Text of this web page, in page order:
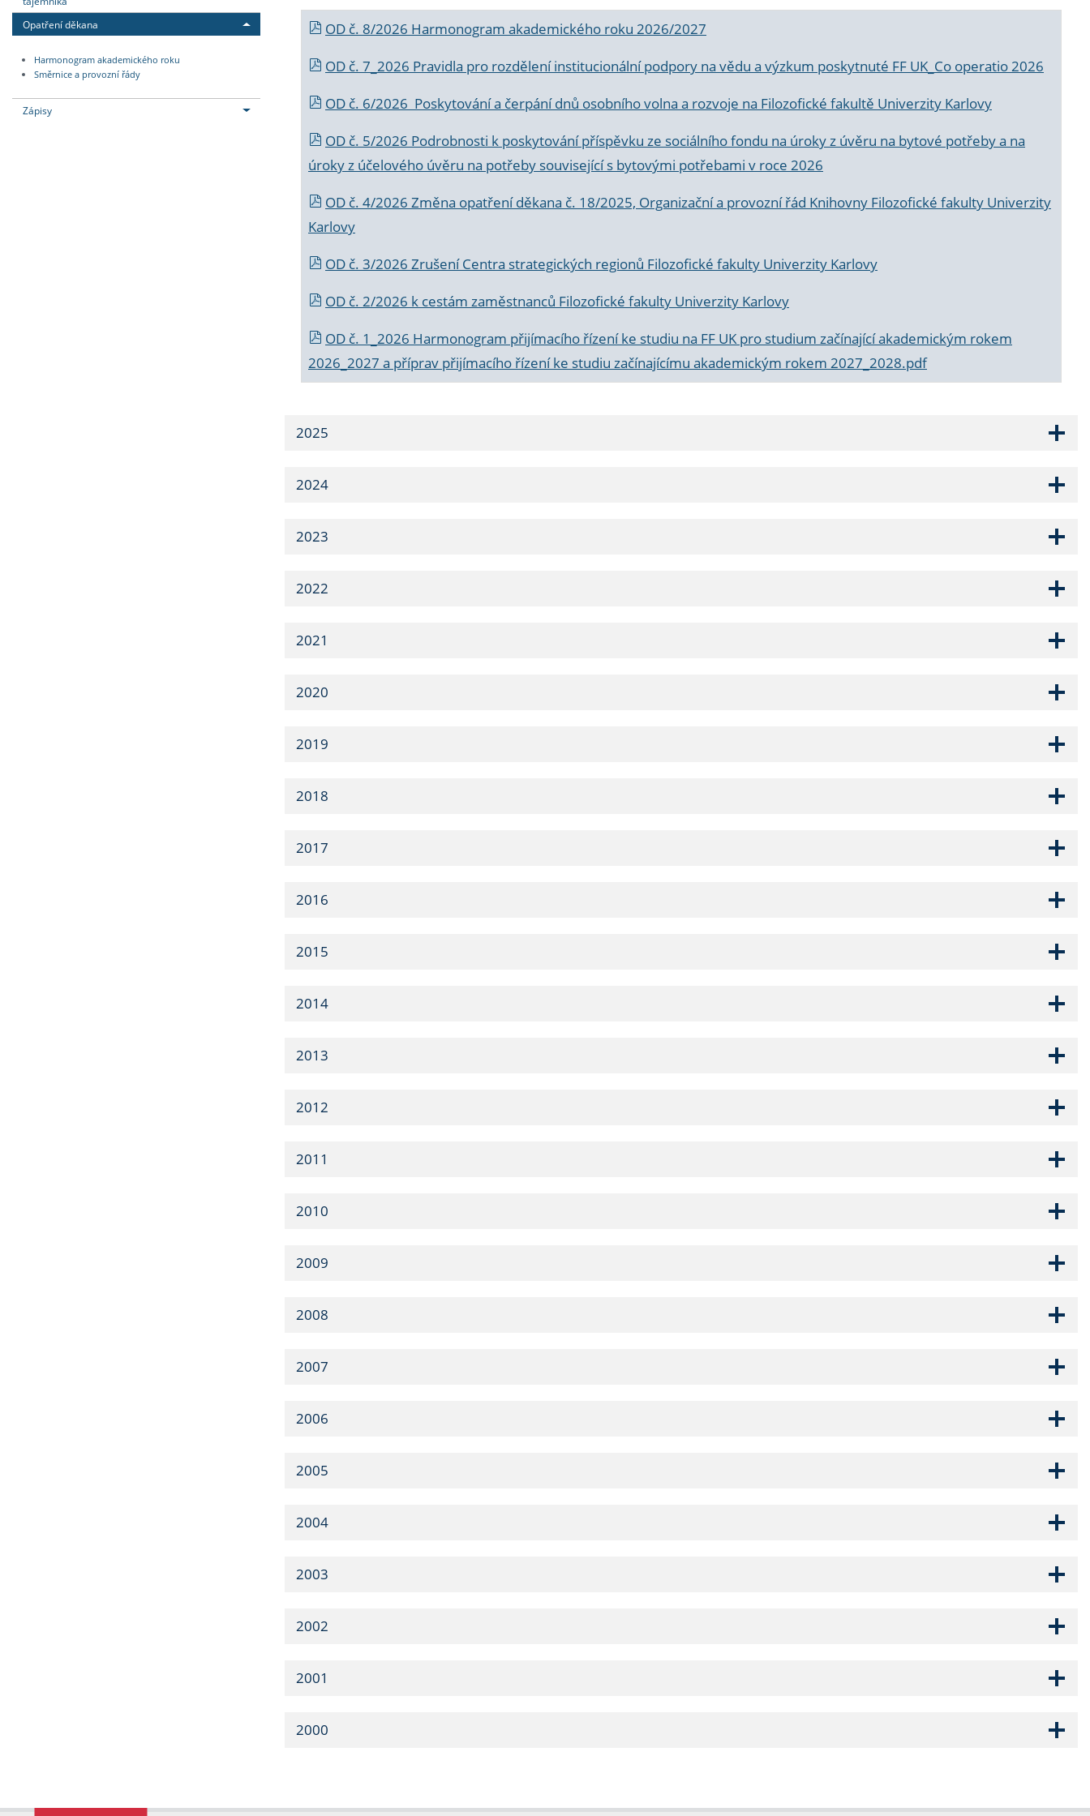
Opatření děkana
Harmonogram akademického roku
Směrnice a provozní řády
Zápisy
OD č. 8/2026 Harmonogram akademického roku 2026/2027
OD č. 7_2026 Pravidla pro rozdělení institucionální podpory na vědu a výzkum poskytnuté FF UK_Co operatio 2026
OD č. 6/2026 Poskytování a čerpání dnů osobního volna a rozvoje na Filozofické fakultě Univerzity Karlovy
OD č. 5/2026 Podrobnosti k poskytování příspěvku ze sociálního fondu na úroky z úvěru na bytové potřeby a na
úroky z účelového úvěru na potřeby související s bytovými potřebami v roce 2026
OD č. 4/2026 Změna opatření děkana č. 18/2025, Organizační a provozní řád Knihovny Filozofické fakulty Univerzity
Karlovy
OD č. 3/2026 Zrušení Centra strategických regionů Filozofické fakulty Univerzity Karlovy
OD č. 2/2026 k cestám zaměstnanců Filozofické fakulty Univerzity Karlovy
OD č. 1_2026 Harmonogram přijímacího řízení ke studiu na FF UK pro studium začínající akademickým rokem
2026_2027 a příprav přijímacího řízení ke studiu začínajícímu akademickým rokem 2027_2028.pdf
2025
2024
2023
2022
2021
2020
2019
2018
2017
2016
2015
2014
2013
2012
2011
2010
2009
2008
2007
2006
2005
2004
2003
2002
2001
2000